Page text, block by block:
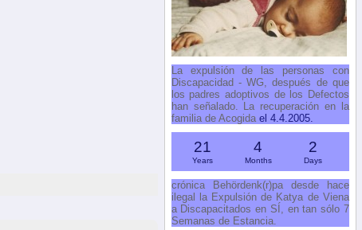
La expulsión de las personas con
Discapacidad - WG, después de que
los padres adoptivos de los Defectos
han señalado. La recuperación en la
familia de Acogidael 4.4.2005.
21
Years
4
Months
2
Days
crónica Behördenk(r)pa desde hace
ilegal la Expulsión de Katya de Viena
a Discapacitados en SÍ, en tan sólo 7
Semanas de Estancia.